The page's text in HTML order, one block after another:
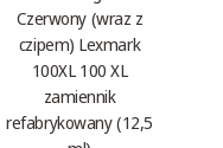
Czerwony (wraz z
czipem) Lexmark
100XL 100 XL
zamiennik
refabrykowany (12,5